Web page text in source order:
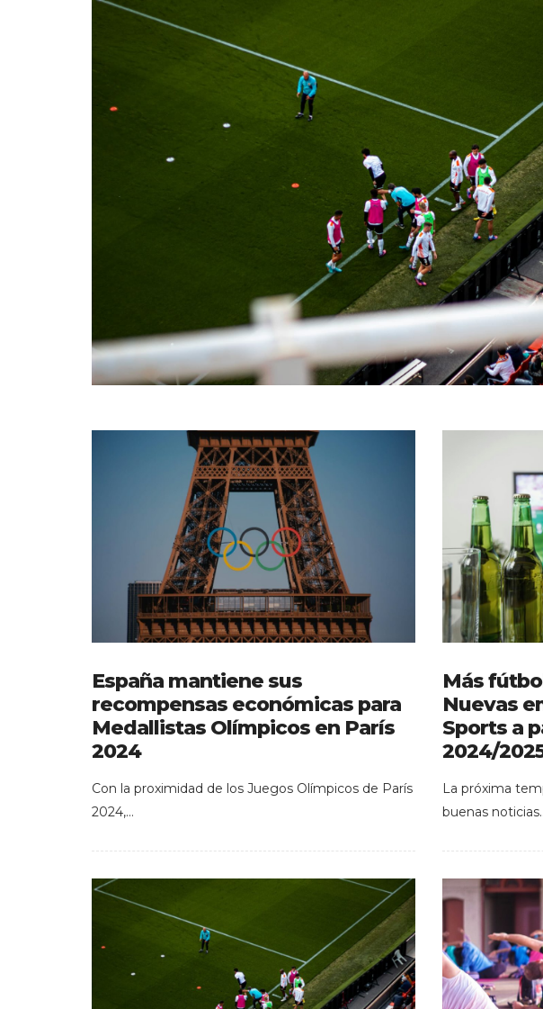
España mantiene sus
recompensas económicas para
Medallistas Olímpicos en París
2024
Con la proximidad de los Juegos Olímpicos de París
2024,…
Más
Nuevas
Sports a
2024/
La próxima
buenas